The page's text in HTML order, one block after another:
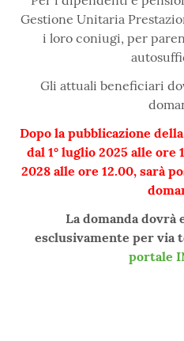
Gestione Unitaria
i loro coniugi, per
Gli attuali beneficiari
Dopo la pubblicazione
dal 1° luglio 2025 alle ore
2028 alle ore 12.00, sarà
La domanda dovrà
esclusivamente per via
portale